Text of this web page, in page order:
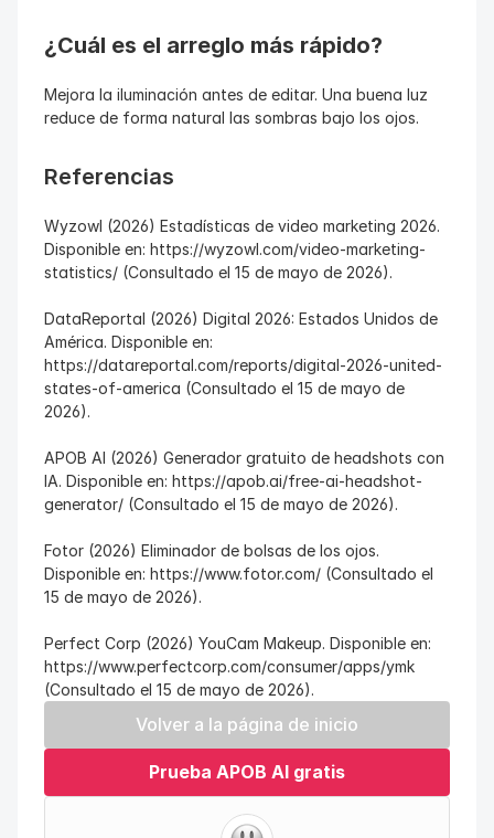
¿Cuál es el arreglo más rápido?
Mejora la iluminación antes de editar. Una buena luz
reduce de forma natural las sombras bajo los ojos.
Referencias
Wyzowl (2026) Estadísticas de video marketing 2026.
Disponible en: https://wyzowl.com/video-marketing-
statistics/ (Consultado el 15 de mayo de 2026).
DataReportal (2026) Digital 2026: Estados Unidos de
América. Disponible en:
https://datareportal.com/reports/digital-2026-united-
states-of-america (Consultado el 15 de mayo de
2026).
APOB AI (2026) Generador gratuito de headshots con
IA. Disponible en: https://apob.ai/free-ai-headshot-
generator/ (Consultado el 15 de mayo de 2026).
Fotor (2026) Eliminador de bolsas de los ojos.
Disponible en: https://www.fotor.com/ (Consultado el
15 de mayo de 2026).
Perfect Corp (2026) YouCam Makeup. Disponible en:
https://www.perfectcorp.com/consumer/apps/ymk
(Consultado el 15 de mayo de 2026).
Volver a la página de inicio
Prueba APOB AI gratis